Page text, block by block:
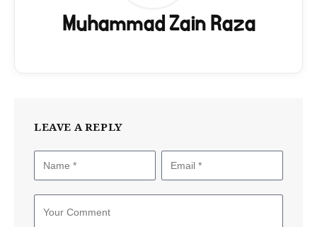
Muhammad Zain Raza
LEAVE A REPLY